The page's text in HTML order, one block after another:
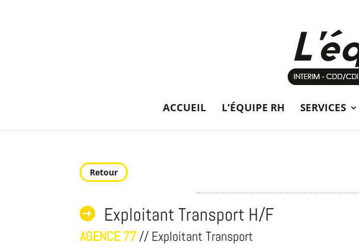
ACCUEIL L’ÉQUIPE RH SERVICES
Retour
Exploitant Transport H/F
AGENCE 77// Exploitant Transport